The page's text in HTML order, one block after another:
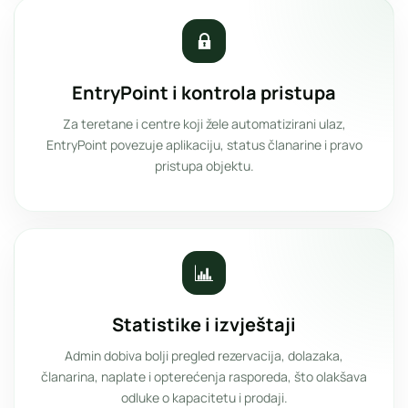
EntryPoint i kontrola pristupa
Za teretane i centre koji žele automatizirani ulaz,
EntryPoint povezuje aplikaciju, status članarine i pravo
pristupa objektu.
Statistike i izvještaji
Admin dobiva bolji pregled rezervacija, dolazaka,
članarina, naplate i opterećenja rasporeda, što olakšava
odluke o kapacitetu i prodaji.